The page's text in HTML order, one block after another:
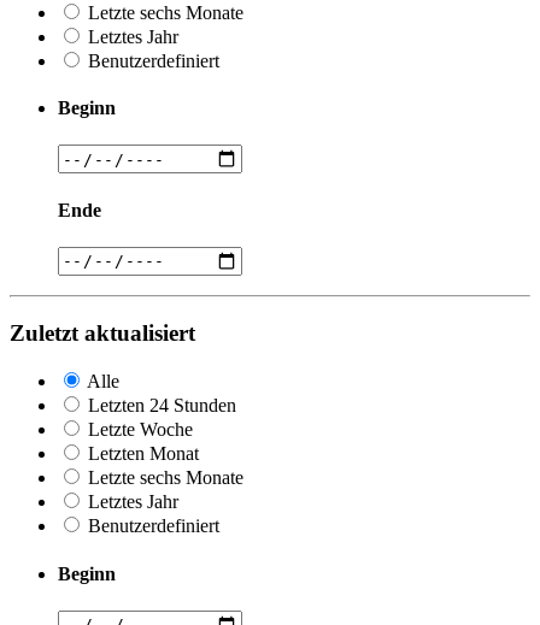
Letzte sechs Monate
Letztes Jahr
Benutzerdefiniert
Beginn
Ende
Zuletzt aktualisiert
Alle
Letzten 24 Stunden
Letzte Woche
Letzten Monat
Letzte sechs Monate
Letztes Jahr
Benutzerdefiniert
Beginn